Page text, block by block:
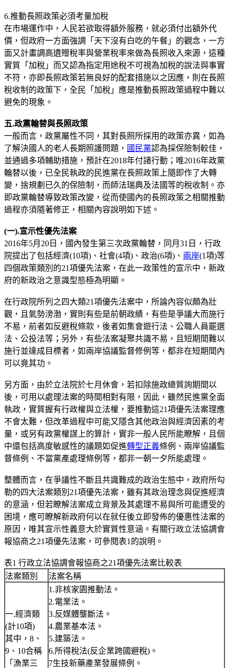
6.推動長照政策必須考量加稅
在市場運作中，人民若欲取得額外服務，就必須付出額外代
價，但政府一方面強調「天下沒有白吃的午餐」的觀念，一方
面又計畫調高遺贈稅率與營業稅率來做為長照收入來源，這種
實質「加稅」而又認為指定用途稅不可視為加稅的說法與事實
不符，亦即長照政策若無良好的配套措施以之因應，則在長照
稅收制的政策下，全民「加稅」應是推動長照政策過程中難以
避免的現象。
五.政黨輪替與長照政策
一般而言，政黨屬性不同，其對長照所採用的政策亦異，如為
了解決國人的老人長期照護問題， 國民黨認為採保險制較佳，
並通過多項輔助措施，預計在2018年付諸行動；唯2016年政黨
輪替以後，已全民執政的民進黨在長照政策上隨即作了大轉
變，捨規劃已久的保險制，而師法瑞典及法國等的稅收制。亦
即政黨輪替導致政策改變，從而使國內的長照政策之相關推動
過程亦須隨著修正，相關內容說明如下述。
(一).宣示性優先法案
2016年5月20日，國內發生第三次政黨輪替，同月31日，行政
院提出了包括經濟(10項)、社會(4項)、政治(6項)、 兩岸(1項)等
四個政策類別的21項優先法案，在此一政策性的宣示中，新政
府的新政治之意識型態極為明顯。
在行政院所列之四大類21項優先法案中，所論內容似頗為壯
觀，且氣勢滂渤，實則有些是前朝政績，有些是爭議大而施行
不易，前者如反避稅條款，後者如集會遊行法、公職人員罷選
法、公投法等；另外，有些法案凝聚共識不易，且短期間難以
施行並達成目標者，如兩岸協議監督修例等，都非在短期間內
可以竟其功。
另方面，由於立法院於七月休會，若扣除施政總質詢期間以
後，可用以處理法案的時間相對有限，因此，雖然民進黨全面
執政，實質握有行政權與立法權，要推動這21項優先法案理應
不會太難，但改革過程中可能又隱含其他政治與經濟因素的考
量，或另有政黨權謀上的算計，實非一般人民所能瞭解，且個
中還包括高度敏感性的議題如促進轉型正義條例、兩岸協議監
督條例、不當黨產處理條例等，都非一朝一夕所能處理。
整體而言，在爭議性不斷且共識難成的政治生態中，政府所勾
勒的四大法案類別21項優先法案，雖有其政治理念與促進經濟
的意涵，但若瞭解法案成立背景及其處理不易與所可能遭受的
困境，應可瞭解新政府何以在就任後立即發佈的優惠性法案的
原因，唯其宣示性義意大於實質性意涵。有關行政立法協調會
報協商之21項優先法案，可參閱表1的說明。
表1 行政立法協調會報協商之21項優先法案比較表
法案類別
法案名稱
一.經濟類
(計10項)
其中，8、
9、10合稱
「漁業三
1.非核家園推動法。
2.電業法。
3.反媒體壟斷法。
4.農業基本法。
5.建築法。
6.所得稅法(反企業跨國避稅)。
7生技新藥產業發展條例。